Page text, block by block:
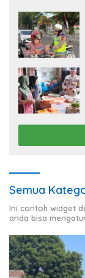
Semua
Ini contoh widget
anda bisa